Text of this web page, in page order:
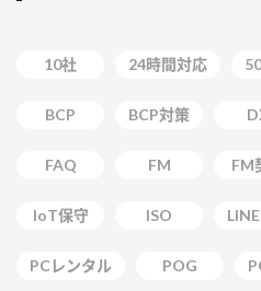
10社 24時間対応
BCP BCP対策
FAQ FM FM
IoT保守 ISO
PCレンタル POG